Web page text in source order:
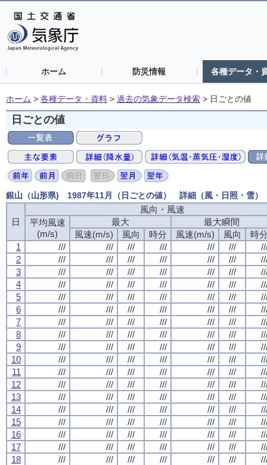
ホーム 防災情報 各種データ・
ホーム > 各種データ・資料 > 過去の気象データ検索 > 日ごとの値
日ごとの値
銀山（山形県) 1987年11月（日ごとの値） 詳細（風・日照・雪）
日
風向・風速
平均風速
(m/s)
最大
最大瞬間
風速(m/s)
風向 時分 風速(m/s) 風向
時
1
/// /// /// /// /// ///
2
/// /// /// /// /// ///
3
/// /// /// /// /// ///
4
/// /// /// /// /// ///
5
/// /// /// /// /// ///
6
/// /// /// /// /// ///
7
/// /// /// /// /// ///
8
/// /// /// /// /// ///
9
/// /// /// /// /// ///
10
/// /// /// /// /// ///
11
/// /// /// /// /// ///
12
/// /// /// /// /// ///
13
/// /// /// /// /// ///
14
/// /// /// /// /// ///
15
/// /// /// /// /// ///
16
/// /// /// /// /// ///
17
/// /// /// /// /// ///
18
/// /// /// /// /// ///